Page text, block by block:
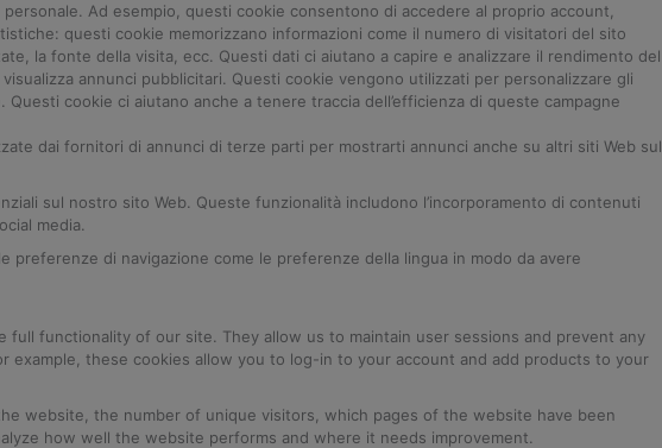
Ad esempio, questi cookie consentono di accedere al proprio account,
questi cookie memorizzano informazioni come il numero di visitatori del sito
la fonte della visita, ecc. Questi dati ci aiutano a capire e analizzare il rendimento del
annunci pubblicitari. Questi cookie vengono utilizzati per personalizzare gli
cookie ci aiutano anche a tenere traccia dell’efficienza di queste campagne
dai fornitori di annunci di terze parti per mostrarti annunci anche su altri siti Web sul
sul nostro sito Web. Queste funzionalità includono l’incorporamento di contenuti
media.
di navigazione come le preferenze della lingua in modo da avere
functionality of our site. They allow us to maintain user sessions and prevent any
these cookies allow you to log-in to your account and add products to your
website, the number of unique visitors, which pages of the website have been
how well the website performs and where it needs improvement.